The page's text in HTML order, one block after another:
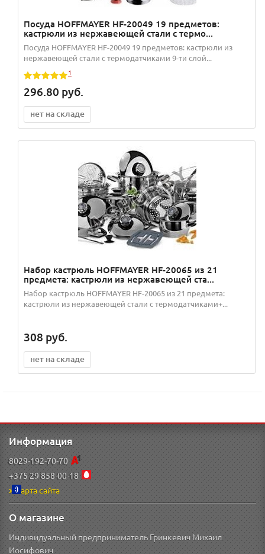
Посуда HOFFMAYER HF-20049 19 предметов:
кастрюли из нержавеющей стали с термо...
Посуда HOFFMAYER HF-20049 19 предметов: кастрюли из
нержавеющей стали с термодатчиками 9-ти слой...
1
296.80 руб.
нет на складе
Набор кастрюль HOFFMAYER HF-20065 из 21
предмета: кастрюли из нержавеющей ста...
Набор кастрюль HOFFMAYER HF-20065 из 21 предмета:
кастрюли из нержавеющей стали с термодатчиками+...
308 руб.
нет на складе
Информация
8029-192-70-70
+375 29 858-00-18
Карта сайта
О магазине
Индивидуальный предприниматель Гринкевич Михаил
Иосифович